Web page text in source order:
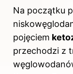
Na początku
pojęciem
przechodzi z